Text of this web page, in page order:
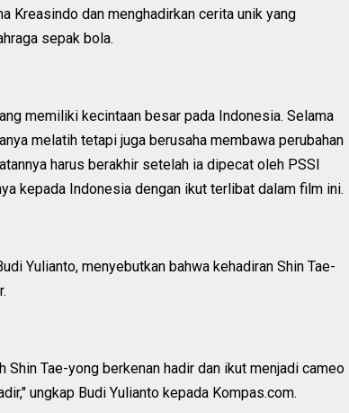
Kreasindo dan menghadirkan cerita unik yang
sepak bola.
memiliki kecintaan besar pada Indonesia. Selama
melatih tetapi juga berusaha membawa perubahan
harus berakhir setelah ia dipecat oleh PSSI
kepada Indonesia dengan ikut terlibat dalam film ini.
Yulianto, menyebutkan bahwa kehadiran Shin Tae-
Tae-yong berkenan hadir dan ikut menjadi cameo
ungkap Budi Yulianto kepada Kompas.com.